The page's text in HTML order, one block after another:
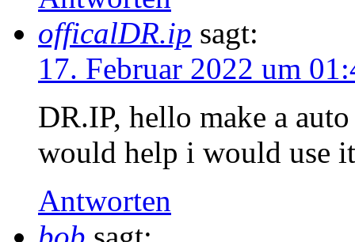
officalDR.ip sagt:
17. Februar 2022 um
DR.IP, hello make a
would help i would use
Antworten